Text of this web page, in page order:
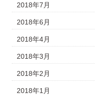
2018年7月
2018年6月
2018年4月
2018年3月
2018年2月
2018年1月